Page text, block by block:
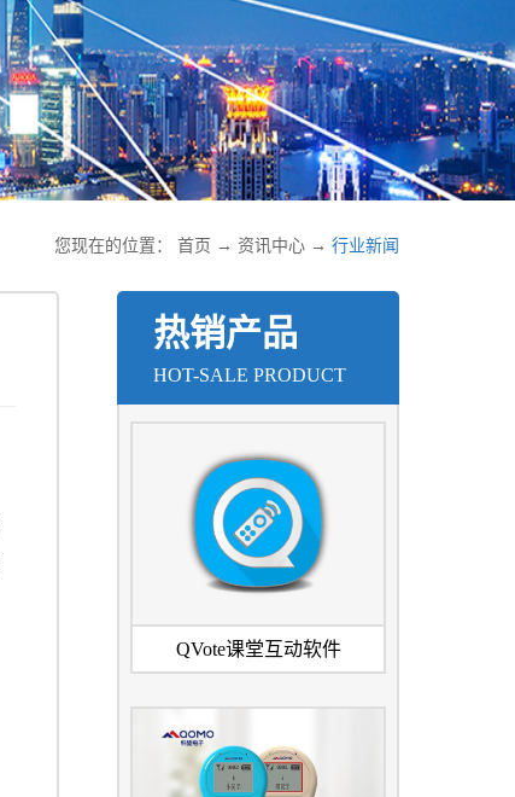
您现在的位置： 首页 → 资讯中心 → 行业新闻
热销产品
HOT-SALE PRODUCT
QVote课堂互动软件